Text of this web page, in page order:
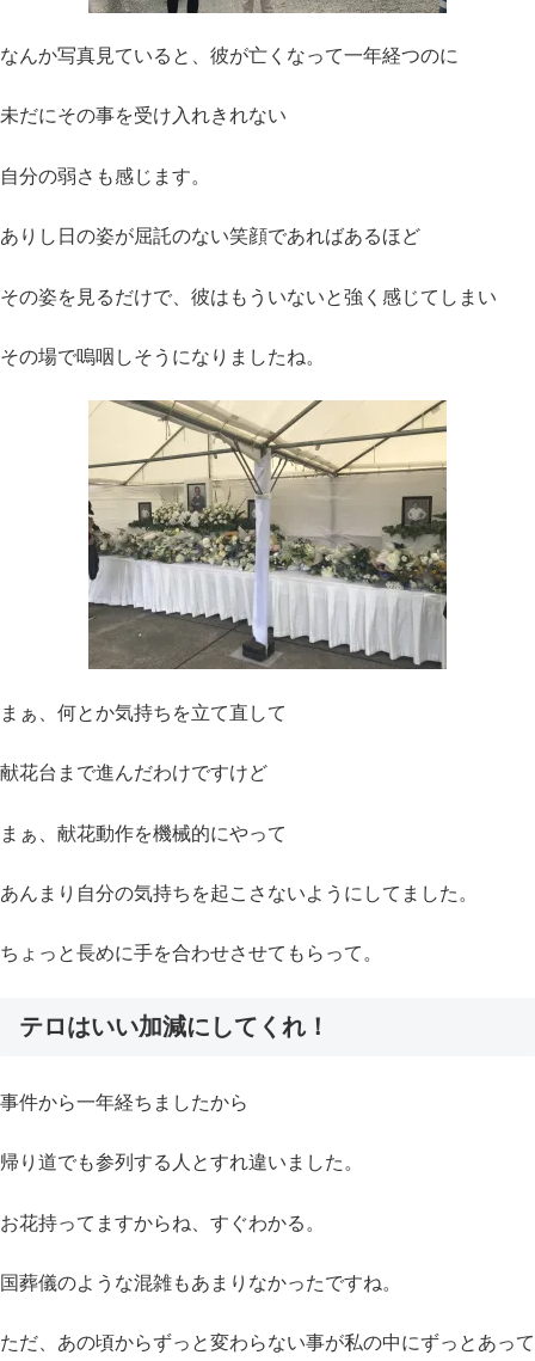
なんか写真見ていると、彼が亡くなって一年経つのに
未だにその事を受け入れきれない
自分の弱さも感じます。
ありし日の姿が屈託のない笑顔であればあるほど
その姿を見るだけで、彼はもういないと強く感じてしまい
その場で嗚咽しそうになりましたね。
まぁ、何とか気持ちを立て直して
献花台まで進んだわけですけど
まぁ、献花動作を機械的にやって
あんまり自分の気持ちを起こさないようにしてました。
ちょっと長めに手を合わせさせてもらって。
テロはいい加減にしてくれ！
事件から一年経ちましたから
帰り道でも参列する人とすれ違いました。
お花持ってますからね、すぐわかる。
国葬儀のような混雑もあまりなかったですね。
ただ、あの頃からずっと変わらない事が私の中にずっとあって